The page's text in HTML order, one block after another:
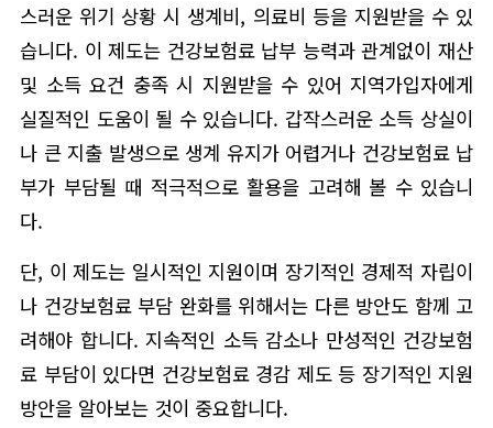
스러운 위기 상황 시 생계비, 의료비 등을 지원받을 수 있
습니다. 이 제도는 건강보험료 납부 능력과 관계없이 재산
및 소득 요건 충족 시 지원받을 수 있어 지역가입자에게
실질적인 도움이 될 수 있습니다. 갑작스러운 소득 상실이
나 큰 지출 발생으로 생계 유지가 어렵거나 건강보험료 납
부가 부담될 때 적극적으로 활용을 고려해 볼 수 있습니
다.
단, 이 제도는 일시적인 지원이며 장기적인 경제적 자립이
나 건강보험료 부담 완화를 위해서는 다른 방안도 함께 고
려해야 합니다. 지속적인 소득 감소나 만성적인 건강보험
료 부담이 있다면 건강보험료 경감 제도 등 장기적인 지원
방안을 알아보는 것이 중요합니다.